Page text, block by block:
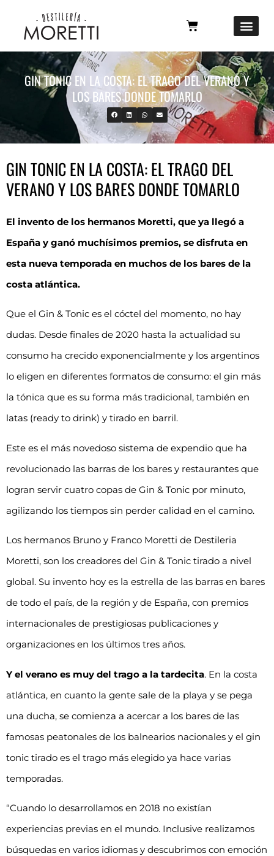
GIN TONIC EN LA COSTA: EL TRAGO DEL VERANO Y
LOS BARES DONDE TOMARLO
GIN TONIC EN LA COSTA: EL TRAGO DEL
VERANO Y LOS BARES DONDE TOMARLO
El invento de los hermanos Moretti, que ya llegó a
España y ganó muchísimos premios, se disfruta en
esta nueva temporada en muchos de los bares de la
costa atlántica.
Que el Gin & Tonic es el cóctel del momento, no hay
dudas. Desde finales de 2020 hasta la actualidad su
consumo ha crecido exponencialmente y los argentinos
lo eligen en diferentes formatos de consumo: el gin más
la tónica que es su forma más tradicional, también en
latas (ready to drink) y tirado en barril.
Este es el más novedoso sistema de expendio que ha
revolucionado las barras de los bares y restaurantes que
logran servir cuatro copas de Gin & Tonic por minuto,
agilizando los tiempos sin perder calidad en el camino.
Los hermanos Bruno y Franco Moretti de Destileria
Moretti, son los creadores del Gin & Tonic tirado a nivel
global. Su invento hoy es la estrella de las barras en bares
de todo el país, de la región y de España, con premios
internacionales de prestigiosas publicaciones y
organizaciones en los últimos tres años.
Y el verano es muy del trago a la tardecita. En la costa
atlántica, en cuanto la gente sale de la playa y se pega
una ducha, se comienza a acercar a los bares de las
famosas peatonales de los balnearios nacionales y el gin
tonic tirado es el trago más elegido ya hace varias
temporadas.
“Cuando lo desarrollamos en 2018 no existían
experiencias previas en el mundo. Inclusive realizamos
búsquedas en varios idiomas y descubrimos con emoción